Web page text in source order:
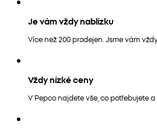
Je vám vždy nablízku
Více než 200 prodejen. Jsme vám
Vždy nízké ceny
V Pepco najdete vše, co potřebujete a